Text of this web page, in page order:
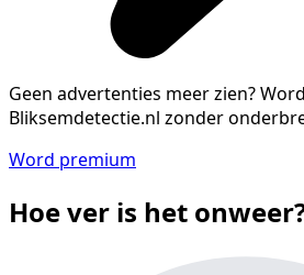
Geen advertenties meer zien?
Bliksemdetectie.nl zonder
Word premium
Hoe ver is het